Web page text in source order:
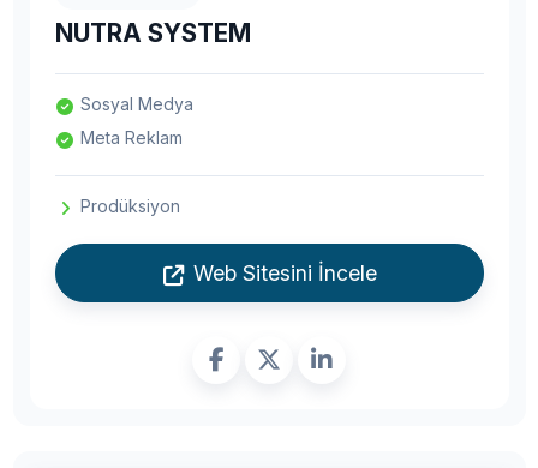
NUTRA SYSTEM
Sosyal Medya
Meta Reklam
Prodüksiyon
Web Sitesini İncele